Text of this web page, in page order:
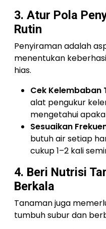
3. Atur Pola
Rutin
Penyiraman adalah
menentukan
hias.
Cek Kelembaban
alat pengukur
mengetahui
Sesuaikan
butuh air setiap
cukup 1–2 kali
4. Beri Nutrisi
Berkala
Tanaman juga
tumbuh subur dan